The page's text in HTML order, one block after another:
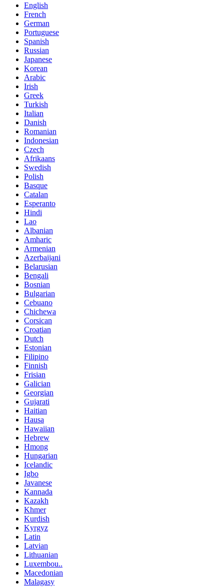
English
French
German
Portuguese
Spanish
Russian
Japanese
Korean
Arabic
Irish
Greek
Turkish
Italian
Danish
Romanian
Indonesian
Czech
Afrikaans
Swedish
Polish
Basque
Catalan
Esperanto
Hindi
Lao
Albanian
Amharic
Armenian
Azerbaijani
Belarusian
Bengali
Bosnian
Bulgarian
Cebuano
Chichewa
Corsican
Croatian
Dutch
Estonian
Filipino
Finnish
Frisian
Galician
Georgian
Gujarati
Haitian
Hausa
Hawaiian
Hebrew
Hmong
Hungarian
Icelandic
Igbo
Javanese
Kannada
Kazakh
Khmer
Kurdish
Kyrgyz
Latin
Latvian
Lithuanian
Luxembou..
Macedonian
Malagasy